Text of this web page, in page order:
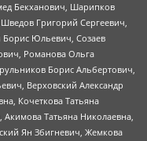
Бекханович, Шарипков
Григорий Сергеевич,
Борис Юльевич, Созаев
Романова Ольга
Борис Альбертович,
Верховский Александр
Кочеткова Татьяна
Татьяна Николаевна,
Ян Збигневич, Жемкова